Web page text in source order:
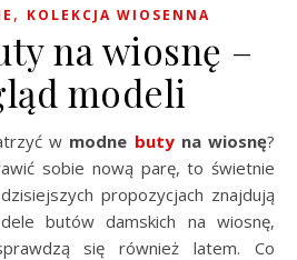
, KOLEKCJA WIOSENNA
na wiosnę –
modeli
w modne butyna wiosnę?
sobie nową parę, to świetnie
propozycjach znajdują
butów damskich na wiosnę,
się również latem. Co